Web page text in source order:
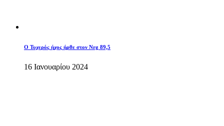
O Τυχερός ήχος ήρθε στον Nrg 89,5
16 Ιανουαρίου 2024